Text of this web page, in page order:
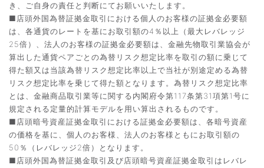
き、ご自身の責任と判断にてお願いいたします。
■店頭外国為替証拠金取引における個人のお客様の証拠金必要額
は、各通貨のレートを基にお取引額の4％以上（最大レバレッジ
25倍）、法人のお客様の証拠金必要額は、金融先物取引業協会が
算出した通貨ペアごとの為替リスク想定比率を取引の額に乗じて
得た額又は当該為替リスク想定比率以上で当社が別途定める為替
リスク想定比率を乗じて得た額となります。為替リスク想定比率
とは、金融商品取引業等に関する内閣府令第117条第31項第1号に
規定される定量的計算モデルを用い算出されるものです。
■店頭暗号資産証拠金取引における証拠金必要額は、各暗号資産
の価格を基に、個人のお客様、法人のお客様ともにお取引額の
50％（レバレッジ2倍）となります。
■店頭外国為替証拠金取引及び店頭暗号資産証拠金取引はレバレ